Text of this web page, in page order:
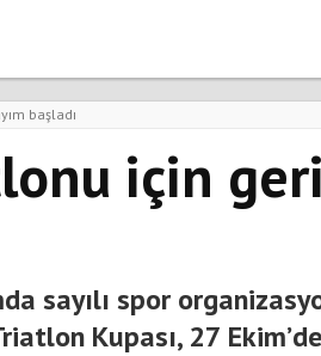
başladı
için
sayılı spor
Kupası, 27